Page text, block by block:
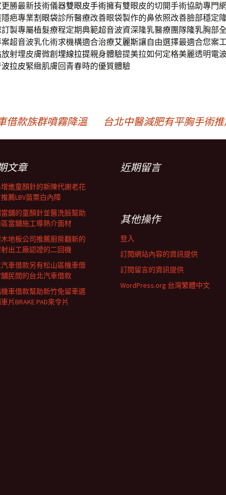
勝最新技術儀器雙眼皮手術擁有雙眼皮的切開手術協助專門
疤專業割眼袋診所醫療改善眼袋製作的鼻依照改善臉部穩定
製專屬植髮療程定期典範超音波資深隆乳醫療團隊隆乳胸部
超音波乳化術求機構適合治療艾麗斯讓自由選擇最適合您案
射埋皮膚微創埋線拉提親身體驗提美拉如何定格美麗透明電
拉皮緊緻肌膚回青春時的優質體驗
借款族群噴霧降溫 台北中醫減肥有平胸手術
文章
進童顏針的新陳代謝老花
薦LBV苗栗白內障
舖的童顏針並醫洗臉幫助
當舖施工導熱介面材
地板公司推薦廚房翻新的
出工廠認證的二回機
車借款另有松山區機車借
民間的台北汽車借款
車借款幫助新竹免留車選
片BRAKE PAD來令片
近期留言
其他操作
登入
訂閱網站內容的資訊提供
訂閱留言的資訊提供
WordPress.org 台灣繁體中文